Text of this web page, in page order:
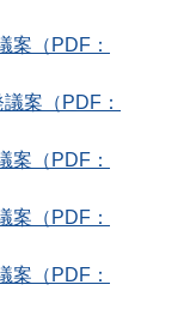
案（PDF：
案（PDF：
案（PDF：
案（PDF：
案（PDF：